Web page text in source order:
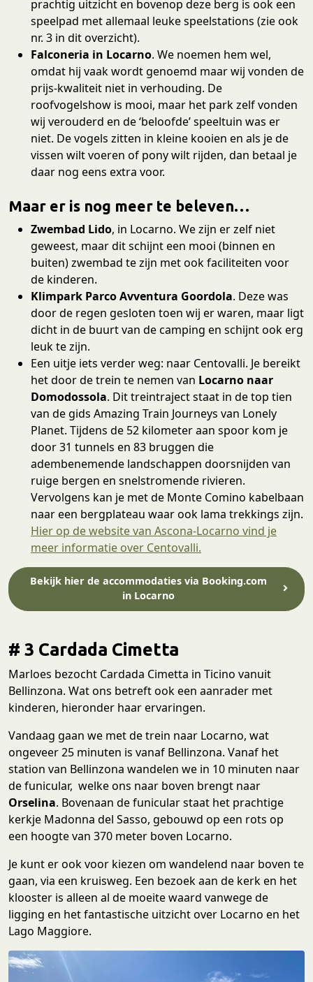
prachtig uitzicht en bovenop deze berg is ook een
speelpad met allemaal leuke speelstations (zie ook
nr. 3 in dit overzicht).
Falconeria in Locarno. We noemen hem wel,
omdat hij vaak wordt genoemd maar wij vonden de
prijs-kwaliteit niet in verhouding. De
roofvogelshow is mooi, maar het park zelf vonden
wij verouderd en de ‘beloofde’ speeltuin was er
niet. De vogels zitten in kleine kooien en als je de
vissen wilt voeren of pony wilt rijden, dan betaal je
daar nog eens extra voor.
Maar er is nog meer te beleven…
Zwembad Lido, in Locarno. We zijn er zelf niet
geweest, maar dit schijnt een mooi (binnen en
buiten) zwembad te zijn met ook faciliteiten voor
de kinderen.
Klimpark Parco Avventura Goordola. Deze was
door de regen gesloten toen wij er waren, maar ligt
dicht in de buurt van de camping en schijnt ook erg
leuk te zijn.
Een uitje iets verder weg: naar Centovalli. Je bereikt
het door de trein te nemen van Locarno naar
Domodossola. Dit treintraject staat in de top tien
van de gids Amazing Train Journeys van Lonely
Planet. Tijdens de 52 kilometer aan spoor kom je
door 31 tunnels en 83 bruggen die
adembenemende landschappen doorsnijden van
ruige bergen en snelstromende rivieren.
Vervolgens kan je met de Monte Comino kabelbaan
naar een bergplateau waar ook lama trekkings zijn.
Hier op de website van Ascona-Locarno vind je
meer informatie over Centovalli.
Bekijk hier de accommodaties via Booking.com
in Locarno
# 3 Cardada Cimetta
Marloes bezocht Cardada Cimetta in Ticino vanuit
Bellinzona. Wat ons betreft ook een aanrader met
kinderen, hieronder haar ervaringen.
Vandaag gaan we met de trein naar Locarno, wat
ongeveer 25 minuten is vanaf Bellinzona. Vanaf het
station van Bellinzona wandelen we in 10 minuten naar
de funicular, welke ons naar boven brengt naar
Orselina. Bovenaan de funicular staat het prachtige
kerkje Madonna del Sasso, gebouwd op een rots op
een hoogte van 370 meter boven Locarno.
Je kunt er ook voor kiezen om wandelend naar boven te
gaan, via een kruisweg. Een bezoek aan de kerk en het
klooster is alleen al de moeite waard vanwege de
ligging en het fantastische uitzicht over Locarno en het
Lago Maggiore.